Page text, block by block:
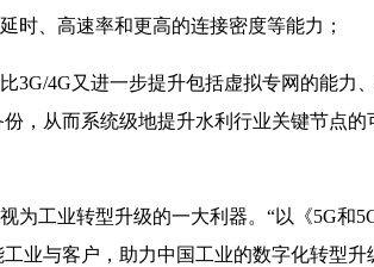
时、高速率和更高的连接密度等能力；
4G又进一步提升包括虚拟专网的能
，从而系统级地提升水利行业关键节点
工业转型升级的一大利器。“以《5G和
业与客户，助力中国工业的数字化转型